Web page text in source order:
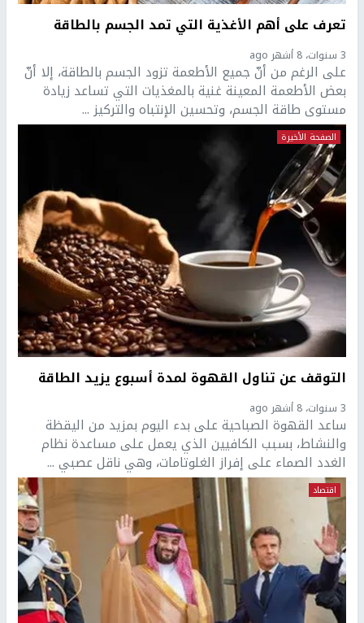
تعرف على أهم الأغذية التي تمد الجسم بالطاقة
3 سنوات، 8 أشهر ago
على الرغم من أنّ جميع الأطعمة تزود الجسم بالطاقة، إلا أنّ
بعض الأطعمة المعينة غنية بالمغذيات التي تساعد زيادة
مستوى طاقة الجسم، وتحسين الإنتباه والتركيز ...
الصفحة الأخيرة
التوقف عن تناول القهوة لمدة أسبوع يزيد الطاقة
3 سنوات، 8 أشهر ago
ساعد القهوة الصباحية على بدء اليوم بمزيد من اليقظة
والنشاط، بسبب الكافيين الذي يعمل على مساعدة نظام
الغدد الصماء على إفراز الغلوتامات، وهي ناقل عصبي ...
اقتصاد